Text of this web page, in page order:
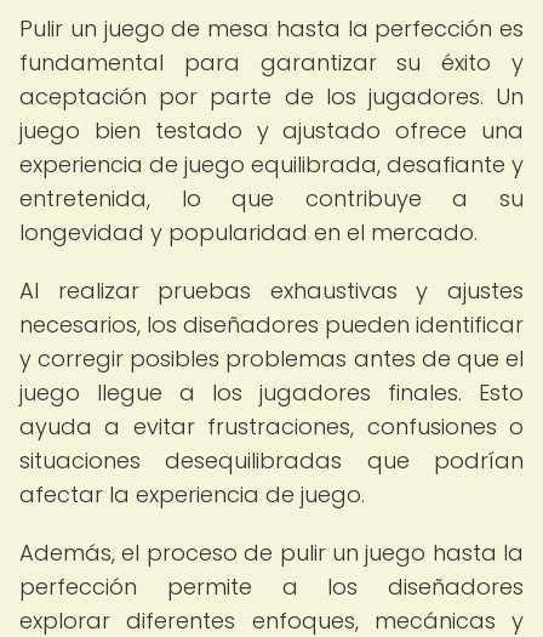
Pulir un juego de mesa hasta la perfección es
fundamental para garantizar su éxito y
aceptación por parte de los jugadores. Un
juego bien testado y ajustado ofrece una
experiencia de juego equilibrada, desafiante y
entretenida, lo que contribuye a su
longevidad y popularidad en el mercado.
Al realizar pruebas exhaustivas y ajustes
necesarios, los diseñadores pueden identificar
y corregir posibles problemas antes de que el
juego llegue a los jugadores finales. Esto
ayuda a evitar frustraciones, confusiones o
situaciones desequilibradas que podrían
afectar la experiencia de juego.
Además, el proceso de pulir un juego hasta la
perfección permite a los diseñadores
explorar diferentes enfoques, mecánicas y